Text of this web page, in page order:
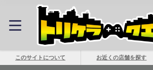
このサイトについて お近くの店舗を探す